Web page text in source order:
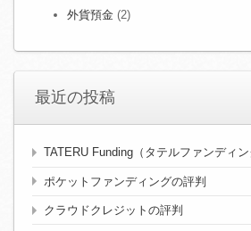
外貨預金 (2)
最近の投稿
TATERU Funding（タテルファンディン
ポケットファンディングの評判
クラウドクレジットの評判